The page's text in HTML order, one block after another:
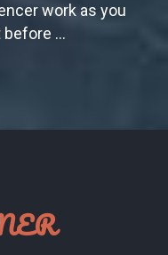
work as you
...